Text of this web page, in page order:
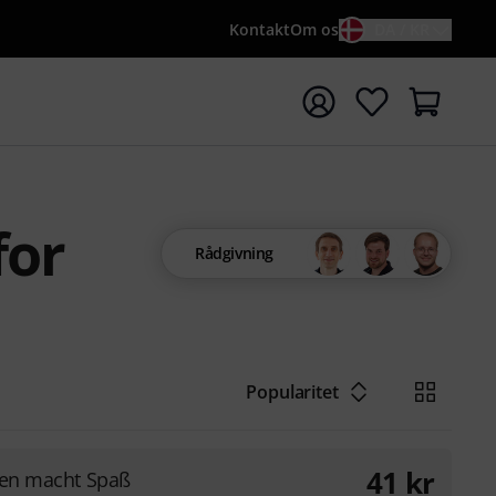
KontaktOm os
med søgeord {searchTerm}
Rådgivning
Popularitet
macht Spaß 41 kr